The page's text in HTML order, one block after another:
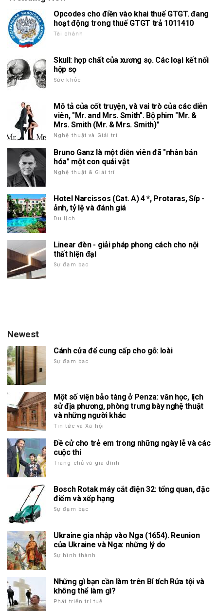
Opcodes cho điền vào khai thuế GTGT. đang
hoạt động trong thuế GTGT trả 1011410
Tài chánh
Skull: hợp chất của xương sọ. Các loại kết nối
hộp sọ
Sức khỏe
Mô tả của cốt truyện, và vai trò của các diễn
viên, "Mr. and Mrs. Smith". Bộ phim "Mr. &
Mrs. Smith (Mr. & Mrs. Smith)"
Nghệ thuật và Giải trí
Bruno Ganz là một diễn viên đã "nhân bản
hóa" một con quái vật
Nghệ thuật & Giải trí
Hotel Narcissos (Cat. A) 4 *, Protaras, Síp -
ảnh, tỷ lệ và đánh giá
Du lịch
Linear đèn - giải pháp phong cách cho nội
thất hiện đại
Sự đạm bạc
Newest
Cánh cửa để cung cấp cho gỗ: loài
Sự đạm bạc
Một số viện bảo tàng ở Penza: văn học, lịch
sử địa phương, phòng trưng bày nghệ thuật
và những người khác
Tin tức và Xã hội
Đề cử cho trẻ em trong những ngày lễ và các
cuộc thi
Trang chủ và gia đình
Bosch Rotak máy cắt điện 32: tổng quan, đặc
điểm và xếp hạng
Sự đạm bạc
Ukraine gia nhập vào Nga (1654). Reunion
của Ukraine và Nga: những lý do
Sự hình thành
Những gì bạn cần làm trên Bí tích Rửa tội và
không thể làm gì?
Phát triển trí tuệ